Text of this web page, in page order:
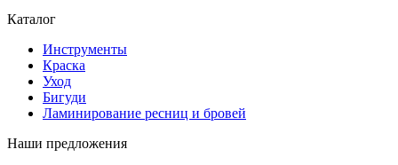
Каталог
Инструменты
Краска
Уход
Бигуди
Ламинирование ресниц и бровей
Наши предложения